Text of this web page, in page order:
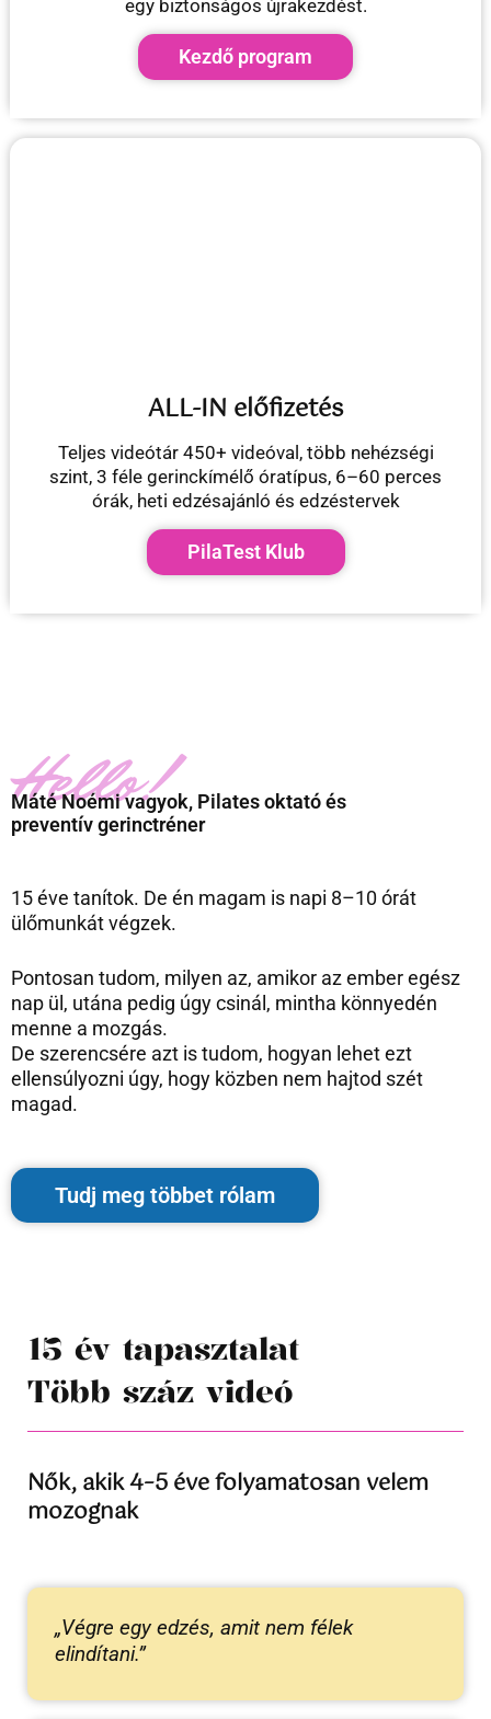
egy biztonságos újrakezdést.
Kezdő program
ALL-IN előfizetés
Teljes videótár 450+ videóval, több nehézségi
szint, 3 féle gerinckímélő óratípus, 6–60 perces
órák, heti edzésajánló és edzéstervek
PilaTest Klub
Hello!
Máté Noémi vagyok, Pilates oktató és
preventív gerinctréner
15 éve tanítok. De én magam is napi 8–10 órát
ülőmunkát végzek.
Pontosan tudom, milyen az, amikor az ember egész
nap ül, utána pedig úgy csinál, mintha könnyedén
menne a mozgás.
De szerencsére azt is tudom, hogyan lehet ezt
ellensúlyozni úgy, hogy közben nem hajtod szét
magad.
Tudj meg többet rólam
15 év tapasztalat
Több száz videó
Nők, akik 4–5 éve folyamatosan velem
mozognak
„Végre egy edzés, amit nem félek
elindítani.”